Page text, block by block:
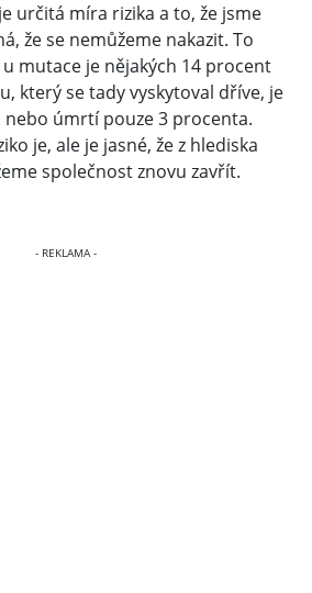
určitá míra rizika a to, že jsme
že se nemůžeme nakazit. To
mutace je nějakých 14 procent
který se tady vyskytoval dříve, je
nebo úmrtí pouze 3 procenta.
je, ale je jasné, že z hlediska
společnost znovu zavřít.